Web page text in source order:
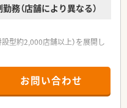
務（店舗により異なる）
型約2,000店舗以上）を展開し
、経験の少ない方でも500万前
お問い合わせ